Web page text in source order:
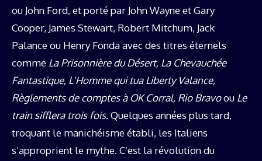
ou John Ford, et porté par John Wayne et Gary
Cooper, James Stewart, Robert Mitchum, Jack
Palance ou Henry Fonda avec des titres éternels
comme La Prisonnière du Désert, La Chevauchée
Fantastique, L'Homme qui tua Liberty Valance,
Règlements de comptes à OK Corral, Rio Bravoou Le
train sifflera trois fois. Quelques années plus tard,
troquant le manichéisme établi, les Italiens
s’approprient le mythe. C’est la révolution du